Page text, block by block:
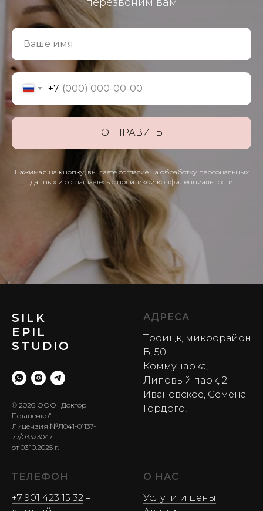
Ваше имя
+7
ОТПРАВИТЬ
Нажимая на кнопку, вы даете согласие на обработку персональных
данных и соглашаетесь c политикой конфиденциальности
SILK
EPIL
STUDIO
© 2026 ООО "Доктор
Потапенко"
Лицензия №Л041-01137-
77/03323047
от 03.10.2025 г.
АДРЕСА
Троицк, микрорайон
В, 50
Коммунарка,
Липовый парк, 2
Ивановское, Семена
Гордого, 1
ТЕЛЕФОН
+7 901 423 15 32 –
О НАС
Услуги и цены